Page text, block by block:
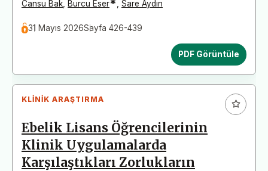
Cansu Bak Burcu Eser* Sare Aydın
31 Mayıs 2026Sayfa 426-439
PDF Görüntüle
KLINIK ARAŞTIRMA
Ebelik Lisans Öğrencilerinin
Klinik Uygulamalarda
Karşılaştıkları Zorlukların